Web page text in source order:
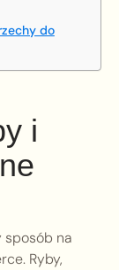
do
i
sposób na
Ryby,